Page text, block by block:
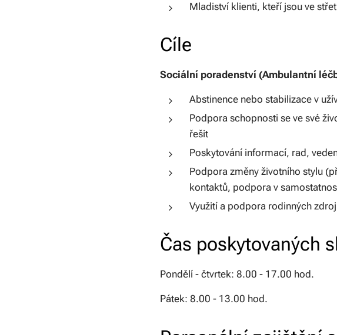
Mladiství klienti, kteří jsou ve
Cíle
Sociální poradenství (Ambulantní
Abstinence nebo stabilizace v
Podpora schopnosti se ve své
řešit
Poskytování informací, rad,
Podpora změny životního stylu
kontaktů, podpora v
Využití a podpora rodinných
Čas poskytovaných
Pondělí - čtvrtek: 8.00 - 17.00 hod.
Pátek: 8.00 - 13.00 hod.